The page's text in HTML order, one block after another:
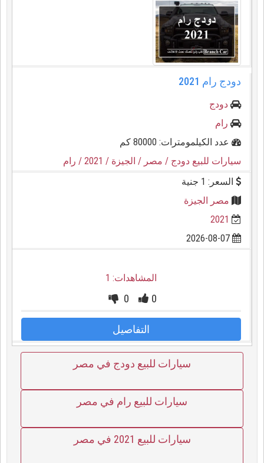
دودج رام 2021
دودج
رام
عدد الكيلمومترات: 80000 كم
سيارات للبيع دودج / مصر / الجيزة / 2021
/ رام
السعر: 1 جنية
مصر الجيزة
2021
المشاهدات: 1
0
0
التفاصيل
سيارات للبيع دودج في مصر
سيارات للبيع رام في مصر
سيارات للبيع 2021 في مصر